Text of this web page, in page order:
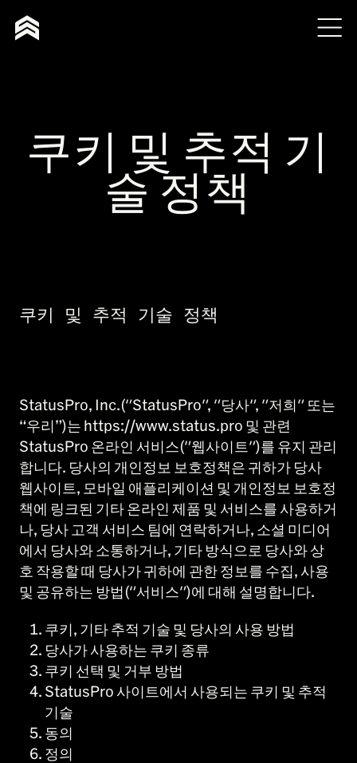
쿠키 및 추적 기
술 정책
쿠키 및 추적 기술 정책
StatusPro, Inc.("StatusPro", "당사", "저희" 또는
“우리”)는 https://www.status.pro 및 관련
StatusPro 온라인 서비스("웹사이트")를 유지 관리
합니다. 당사의 개인정보 보호정책은 귀하가 당사
웹사이트, 모바일 애플리케이션 및 개인정보 보호정
책에 링크된 기타 온라인 제품 및 서비스를 사용하거
나, 당사 고객 서비스 팀에 연락하거나, 소셜 미디어
에서 당사와 소통하거나, 기타 방식으로 당사와 상
호 작용할 때 당사가 귀하에 관한 정보를 수집, 사용
및 공유하는 방법("서비스")에 대해 설명합니다.
쿠키, 기타 추적 기술 및 당사의 사용 방법
당사가 사용하는 쿠키 종류
쿠키 선택 및 거부 방법
StatusPro 사이트에서 사용되는 쿠키 및 추적
기술
동의
정의